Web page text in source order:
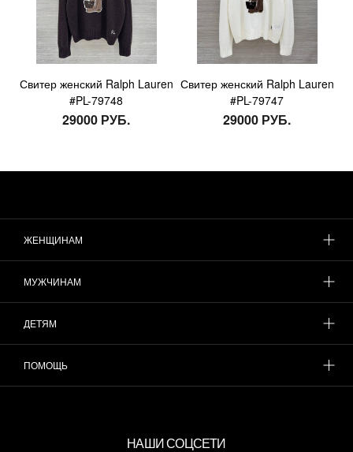
Свитер женский Ralph Lauren
#PL-79748
29000 РУБ.
Свитер женский Ralph Lauren
#PL-79747
29000 РУБ.
ЖЕНЩИНАМ
МУЖЧИНАМ
ДЕТЯМ
ПОМОЩЬ
НАШИ СОЦСЕТИ